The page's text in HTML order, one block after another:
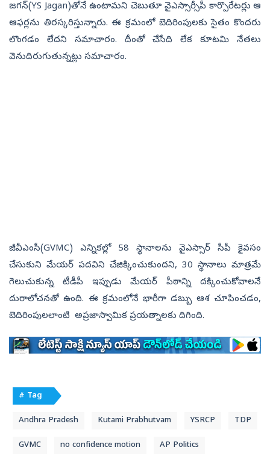
జగన్‌(YS Jagan)తోనే ఉంటామని చెబుతూ వైఎస్సార్సీపీ కార్పొరేటర్లు ఆ
ఆఫర్లను తిరస్కరిస్తున్నారు. ఈ క్రమంలో బెదిరింపులకు సైతం కొందరు
లొంగడం లేదని సమాచారం. దీంతో చేసేది లేక కూటమి నేతలు
వెనుదిరుగుతున్నట్లు సమాచారం.
జీవీఎంసీ(GVMC) ఎన్నికల్లో 58 స్థానాలను వైఎస్సార్‌ సీపీ కైవసం
చేసుకుని మేయర్‌ పదవిని చేజిక్కించుకుందని, 30 స్థానాలు మాత్రమే
గెలుచుకున్న టీడీపీ ఇప్పుడు మేయర్‌ పీఠాన్ని దక్కించుకోవాలనే
దురాలోచనతో ఉంది. ఈ క్రమంలోనే భారీగా డబ్బు ఆశ చూపించడం,
బెదిరింపులలాంటి అప్రజాస్వామిక ప్రయత్నాలకు దిగింది.
# Tag
Andhra Pradesh Kutami Prabhutvam YSRCP TDP
GVMC no confidence motion AP Politics